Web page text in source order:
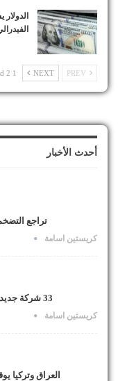
NEXT
1 od 2 |
أحدث الأخبار
تراجع
كريستين اسامة
33 شركة جديدة تنضم لقطاع الذهب في السودان
كريستين اسامة
العراق وتركيا